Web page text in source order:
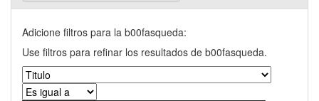
Adicione filtros para la b00fasqueda:
Use filtros para refinar los resultados de b00fasqueda.